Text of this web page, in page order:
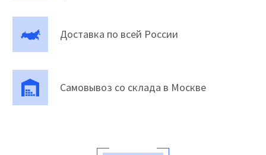
Доставка по всей России
Самовывоз со склада в Москве